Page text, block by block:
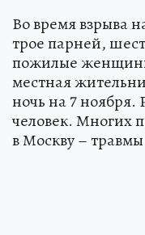
Во время взрыва
трое парней,
пожилые
местная
ночь на 7 ноября.
человек. Многих
в Москву –